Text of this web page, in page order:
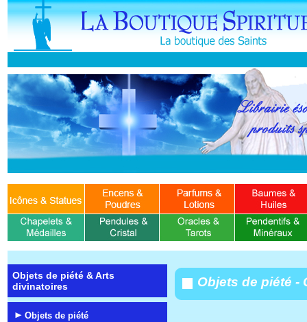
Objets de piété & Arts
divinatoires
Objets de piété
Objets de piété -